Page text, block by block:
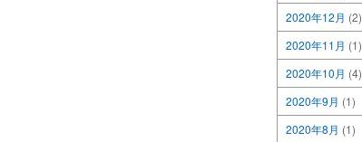
2020年12月 (2)
2020年11月 (1)
2020年10月 (4)
2020年9月 (1)
2020年8月 (1)